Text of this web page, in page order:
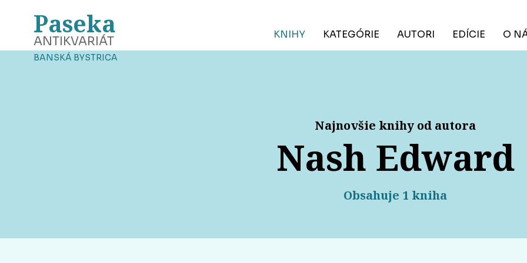
Paseka
ANTIKVARIÁT
BANSKÁ BYSTRICA
KNIHY KATEGÓRIE AUTORI EDÍCIE O
Najnovšie knihy od autora
Nash Edward
Obsahuje 1 kniha